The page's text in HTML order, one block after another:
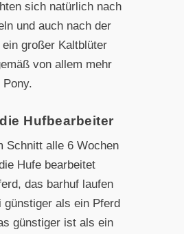
sich natürlich nach
und auch nach der
ein großer Kaltblüter
von allem mehr
Hufbearbeiter
Schnitt alle 6 Wochen
Hufe bearbeitet
das barhuf laufen
günstiger als ein Pferd
günstiger ist als ein